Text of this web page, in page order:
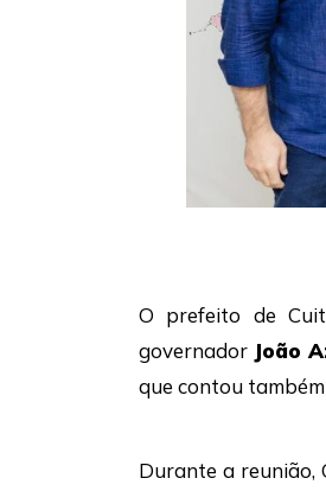
O prefeito de
governador João
que contou
Durante a reunião,